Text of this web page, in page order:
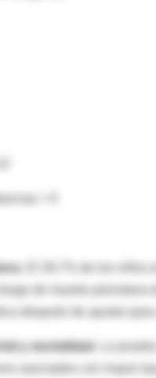
de muerte
después de ajustar
y mortalidad
asociados con mayor